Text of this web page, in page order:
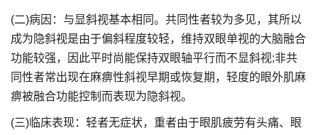
(二)病因：与显斜视基本相同。共同性者较为多见，其所以
成为隐斜视是由于偏斜程度较轻，维持双眼单视的大脑融合
功能较强，因此平时尚能保持双眼轴平行而不显斜视;非共
同性者常出现在麻痹性斜视早期或恢复期，轻度的眼外肌麻
痹被融合功能控制而表现为隐斜视。
(三)临床表现：轻者无症状，重者由于眼肌疲劳有头痛、眼